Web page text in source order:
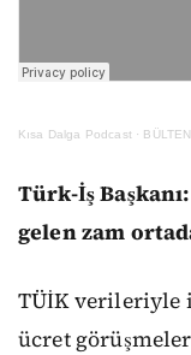
Kısa Dalga Podcast ·
Türk-İş
gelen zam
TÜİK verileriyle
ücret